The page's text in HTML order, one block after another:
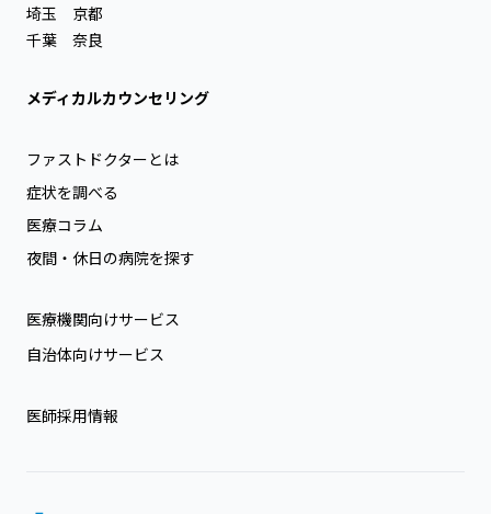
埼玉
千葉
京都
奈良
メディカルカウンセリング
ファストドクターとは
症状を調べる
医療コラム
夜間・休日の病院を探す
医療機関向けサービス
自治体向けサービス
医師採用情報